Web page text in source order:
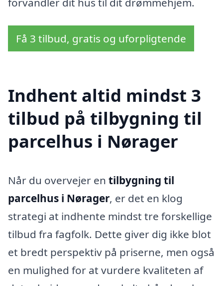
Få 3 tilbud, gratis og uforpligtende
Indhent altid mindst 3
tilbud på tilbygning til
parcelhus i Nørager
Når du overvejer en tilbygning til
parcelhus i Nørager, er det en klog
strategi at indhente mindst tre forskellige
tilbud fra fagfolk. Dette giver dig ikke blot
et bredt perspektiv på priserne, men også
en mulighed for at vurdere kvaliteten af